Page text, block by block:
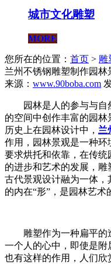
城市文化雕塑
MORE
您所在的位置： 首页 > 雕
兰州不锈钢雕塑制作园林
来源： www.90boba.com
园林是人的参与与
的空间中创作丰富的园林
历史上在园林设计中， 兰
作用，园林景观是一种
要求烘托和依靠，在传
的进步和艺术的发展，
古代景观设计融为一体，
的内在“形”，是园林艺术
雕塑作为一种扁平
一个人的心中，即使是附
也有这样的作用，人们